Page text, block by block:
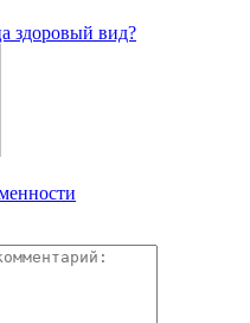
здоровый вид?